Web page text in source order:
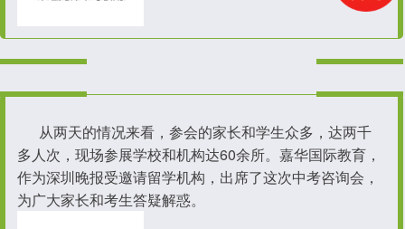
从两天的情况来看，参会的家长和学生众多，达两千
多人次，现场参展学校和机构达60余所。嘉华国际教育，
作为深圳晚报受邀请留学机构，出席了这次中考咨询会，
为广大家长和考生答疑解惑。